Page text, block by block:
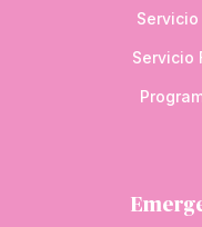
Servicio